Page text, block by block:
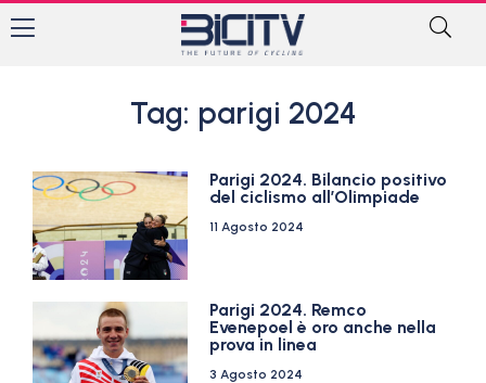
Tag: parigi 2024
Parigi 2024. Bilancio positivo
del ciclismo all’Olimpiade
11 Agosto 2024
Parigi 2024. Remco
Evenepoel è oro anche nella
prova in linea
3 Agosto 2024